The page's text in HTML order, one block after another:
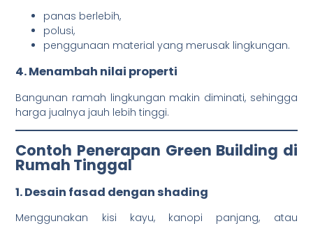
panas berlebih,
polusi,
penggunaan material yang merusak lingkungan.
4. Menambah nilai properti
Bangunan ramah lingkungan makin diminati, sehingga
harga jualnya jauh lebih tinggi.
Contoh Penerapan Green Building di
Rumah Tinggal
1. Desain fasad dengan shading
Menggunakan kisi kayu, kanopi panjang, atau